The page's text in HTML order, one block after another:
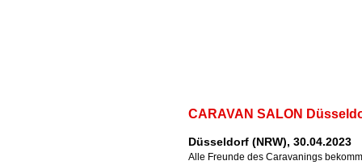
CARAVAN SALON
Düsseldorf (NRW), 30.04.2023
Alle Freunde des Caravanings